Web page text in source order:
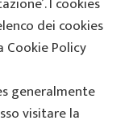
dei cookies
Policy
generalmente
visitare la